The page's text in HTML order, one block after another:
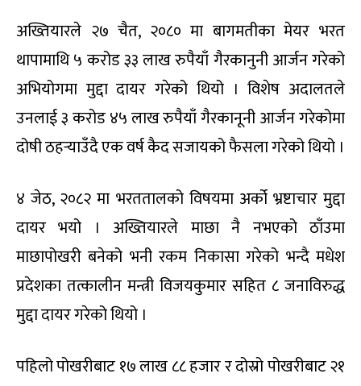
अख्तियारले २७ चैत, २०८० मा बागमतीका मेयर भरत
थापामाथि ५ करोड ३३ लाख रुपैयाँ गैरकानुनी आर्जन गरेको
अभियोगमा मुद्दा दायर गरेको थियो । विशेष अदालतले
उनलाई ३ करोड ४५ लाख रुपैयाँ गैरकानूनी आर्जन गरेकोमा
दोषी ठहर्‍याउँदै एक वर्ष कैद सजायको फैसला गरेको थियो ।
४ जेठ, २०८२ मा भरततालको विषयमा अर्को भ्रष्टाचार मुद्दा
दायर भयो । अख्तियारले माछा नै नभएको ठाँउमा
माछापोखरी बनेको भनी रकम निकासा गरेको भन्दै मधेश
प्रदेशका तत्कालीन मन्त्री विजयकुमार सहित ८ जनाविरुद्ध
मुद्दा दायर गरेको थियो ।
पहिलो पोखरीबाट १७ लाख ८८ हजार र दोस्रो पोखरीबाट २१